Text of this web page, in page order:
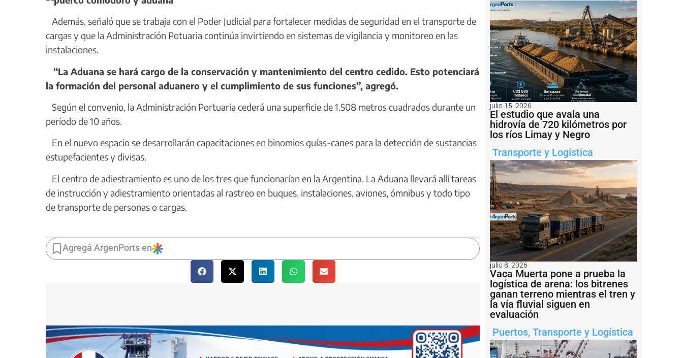
Además, señaló que se trabaja con el Poder Judicial para fortalecer medidas de seguridad en el transporte de
cargas y que la Administración Potuaria continúa invirtiendo en sistemas de vigilancia y monitoreo en las
instalaciones.
“La Aduana se hará cargo de la conservación y mantenimiento del centro cedido. Esto potenciará
la formación del personal aduanero y el cumplimiento de sus funciones”, agregó.
Según el convenio, la Administración Portuaria cederá una superficie de 1.508 metros cuadrados durante un
período de 10 años.
En el nuevo espacio se desarrollarán capacitaciones en binomios guías-canes para la detección de sustancias
estupefacientes y divisas.
El centro de adiestramiento es uno de los tres que funcionarían en la Argentina. La Aduana llevará allí tareas
de instrucción y adiestramiento orientadas al rastreo en buques, instalaciones, aviones, ómnibus y todo tipo
de transporte de personas o cargas.
Agregá ArgenPorts en
julio 15, 2026
El estudio que avala una
hidrovía de 720 kilómetros por
los ríos Limay y Negro
Transporte y Logística
julio 8, 2026
Vaca Muerta pone a prueba la
logística de arena: los bitrenes
ganan terreno mientras el tren y
la vía fluvial siguen en
evaluación
Puertos, Transporte y Logística